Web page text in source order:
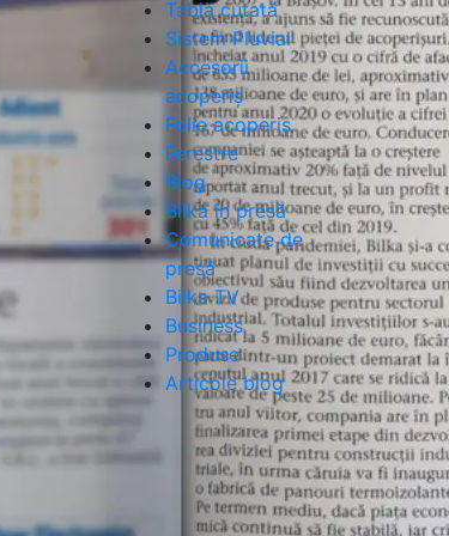
Tablă cutată
Sistem Pluvial
Accesorii
acoperiș
Folie acoperiș
Ferestre
Blog
Bilka în presă
Comunicate de
presă
Bilka TV
Business
Produse
Articole blog